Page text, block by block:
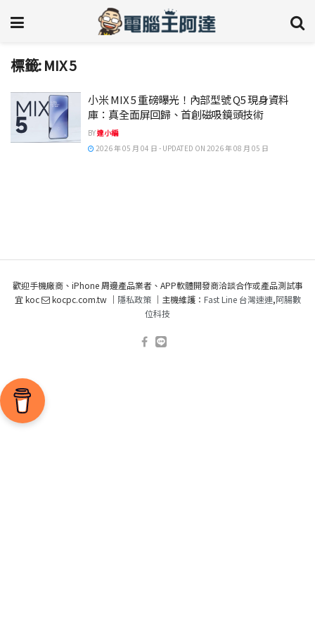
標籤:MIX 5
小米 MIX 5 重磅曝光！內部型號 Q5 現身資料
庫：真全面屏回歸、首創磁吸鏡頭技術
BY達小編
2026 年 05 月 04 日 - UPDATED ON 2026 年 08 月 05 日
歡迎手機廠商、iPhone 周邊產品業者、APP軟體開發商洽談合作或產品測試事
宜 koc
kocpc.com.tw ｜ 隱私政策｜主機維護： Fast Line 台灣速連,阿腸數
位科技